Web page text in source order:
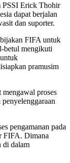
PSSI Erick Thohir
dapat berjalan
dan suporter.
FIFA untuk
betul mengikuti
pramusim
proses
pengamanan pada
FIFA. Dimana
di dalam